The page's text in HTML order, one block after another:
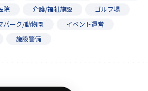
院
介護/福祉施設
ゴルフ場
パーク/動物園
イベント運営
施設警備